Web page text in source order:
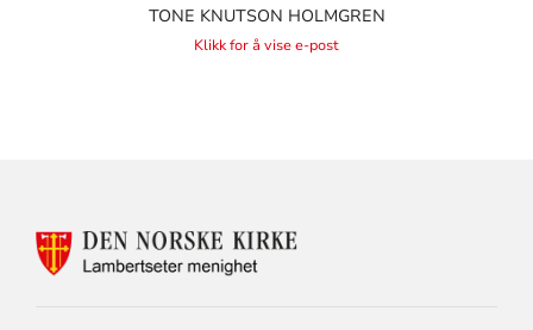
TONE KNUTSON HOLMGREN
Klikk for å vise e-post
KONTAKTINFORMASJON